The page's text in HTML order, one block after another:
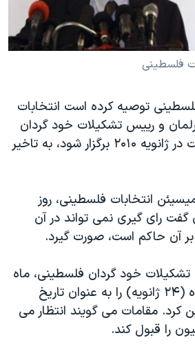
۲۰۲۴
اسرائیل
نوبل صلح
فلسطینی
توصیه کرده است انتخابات
و رییس تشکیلات خود گردان
فلسطینی، که قرار است در ژانویه ۲۰۱۰ برگزار شود، به تاخیر
انتخابات فلسطینی، روز
گفت رای گیری نمی تواند در آن
آن حاکم است، صورت گیرد.
خود گردان فلسطینی، ماه
پیش چهارم بهمن ماه (۲۴ ژانویه) را به عنوان تاریخ
کرد. مقامات می گویند انتظار می
را قبول کند.